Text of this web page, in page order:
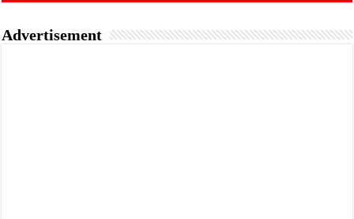
Advertisement